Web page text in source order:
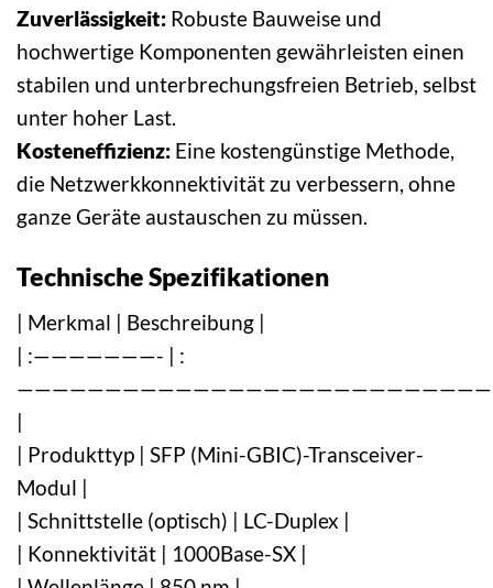
Zuverlässigkeit: Robuste Bauweise und
hochwertige Komponenten gewährleisten einen
stabilen und unterbrechungsfreien Betrieb, selbst
unter hoher Last.
Kosteneffizienz: Eine kostengünstige Methode,
die Netzwerkkonnektivität zu verbessern, ohne
ganze Geräte austauschen zu müssen.
Technische Spezifikationen
| Merkmal | Beschreibung |
| :———————- | :
|
| Produkttyp | SFP (Mini-GBIC)-Transceiver-
Modul |
| Schnittstelle (optisch) | LC-Duplex |
| Konnektivität | 1000Base-SX |